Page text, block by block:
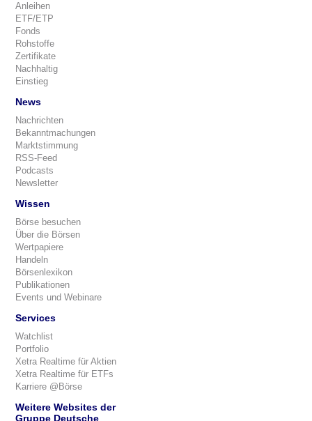
Anleihen
ETF/ETP
Fonds
Rohstoffe
Zertifikate
Nachhaltig
Einstieg
News
Nachrichten
Bekanntmachungen
Marktstimmung
RSS-Feed
Podcasts
Newsletter
Wissen
Börse besuchen
Über die Börsen
Wertpapiere
Handeln
Börsenlexikon
Publikationen
Events und Webinare
Services
Watchlist
Portfolio
Xetra Realtime für Aktien
Xetra Realtime für ETFs
Karriere @Börse
Weitere Websites der
Gruppe Deutsche